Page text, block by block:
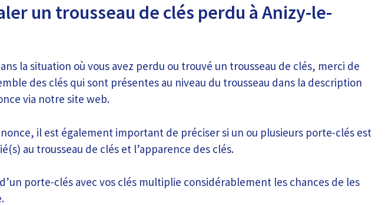
un trousseau de clés perdu à Anizy-le-
la situation où vous avez perdu ou trouvé un trousseau de clés, merci de
des clés qui sont présentes au niveau du trousseau dans la description
via notre site web.
il est également important de préciser si un ou plusieurs porte-clés est
au trousseau de clés et l’apparence des clés.
d’un porte-clés avec vos clés multiplie considérablement les chances de les